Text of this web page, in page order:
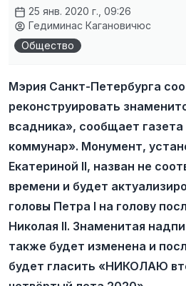
25 янв. 2020 г., 09:26
Гедиминас Кагановичюс
Общество
Мэрия Санкт-Петербурга
реконструировать
всадника», сообщает
коммунар». Монумент,
Екатериной II, назван не
времени и будет
головы Петра I на голову
Николая II. Знаменитая
также будет изменена и
будет гласить «НИКОЛАЮ